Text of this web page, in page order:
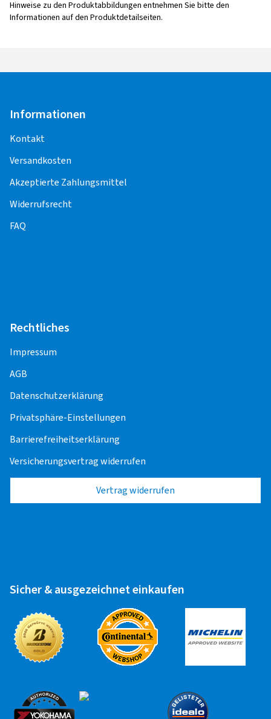
Hinweise zu den Produktabbildungen entnehmen Sie bitte den
Informationen auf den Produktdetailseiten.
Informationen
Kontakt
Versandkosten
Akzeptierte Zahlungsmittel
Widerrufsrecht
FAQ
Rechtliches
Impressum
AGB
Datenschutzerklärung
Privatsphäre-Einstellungen
Barrierefreiheitserklärung
Versicherungsvertrag widerrufen
Vertrag widerrufen
Sicher & ausgezeichnet einkaufen